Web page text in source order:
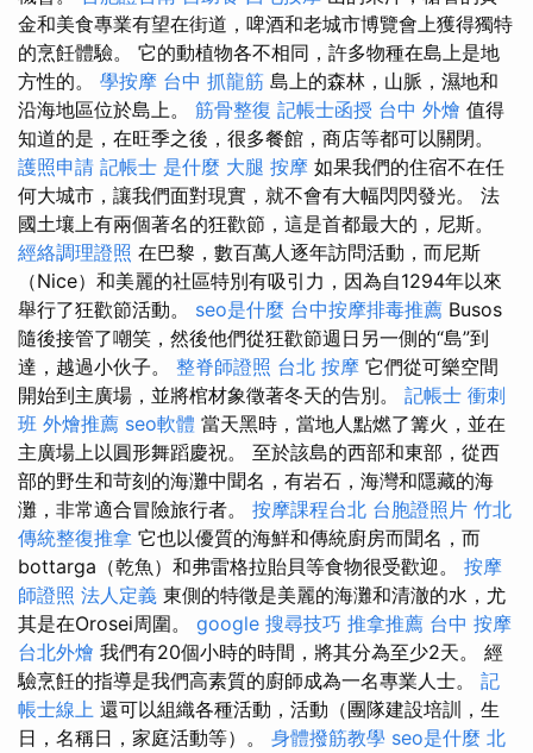
金和美食專業有望在街道，啤酒和老城市博覽會上獲得獨特
的烹飪體驗。 它的動植物各不相同，許多物種在島上是地
方性的。 學按摩 台中 抓龍筋 島上的森林，山脈，濕地和
沿海地區位於島上。 筋骨整復 記帳士函授 台中 外燴 值得
知道的是，在旺季之後，很多餐館，商店等都可以關閉。
護照申請 記帳士 是什麼 大腿 按摩 如果我們的住宿不在任
何大城市，讓我們面對現實，就不會有大幅閃閃發光。 法
國土壤上有兩個著名的狂歡節，這是首都最大的，尼斯。
經絡調理證照 在巴黎，數百萬人逐年訪問活動，而尼斯
（Nice）和美麗的社區特別有吸引力，因為自1294年以來
舉行了狂歡節活動。 seo是什麼 台中按摩排毒推薦 Busos
隨後接管了嘲笑，然後他們從狂歡節週日另一側的“島”到
達，越過小伙子。 整脊師證照 台北 按摩 它們從可樂空間
開始到主廣場，並將棺材象徵著冬天的告別。 記帳士 衝刺
班 外燴推薦 seo軟體 當天黑時，當地人點燃了篝火，並在
主廣場上以圓形舞蹈慶祝。 至於該島的西部和東部，從西
部的野生和苛刻的海灘中聞名，有岩石，海灣和隱藏的海
灘，非常適合冒險旅行者。 按摩課程台北 台胞證照片 竹北
傳統整復推拿 它也以優質的海鮮和傳統廚房而聞名，而
bottarga（乾魚）和弗雷格拉貽貝等食物很受歡迎。 按摩
師證照 法人定義 東側的特徵是美麗的海灘和清澈的水，尤
其是在Orosei周圍。 google 搜尋技巧 推拿推薦 台中 按摩
台北外燴 我們有20個小時的時間，將其分為至少2天。 經
驗烹飪的指導是我們高素質的廚師成為一名專業人士。 記
帳士線上 還可以組織各種活動，活動（團隊建設培訓，生
日，名稱日，家庭活動等）。 身體撥筋教學 seo是什麼 北